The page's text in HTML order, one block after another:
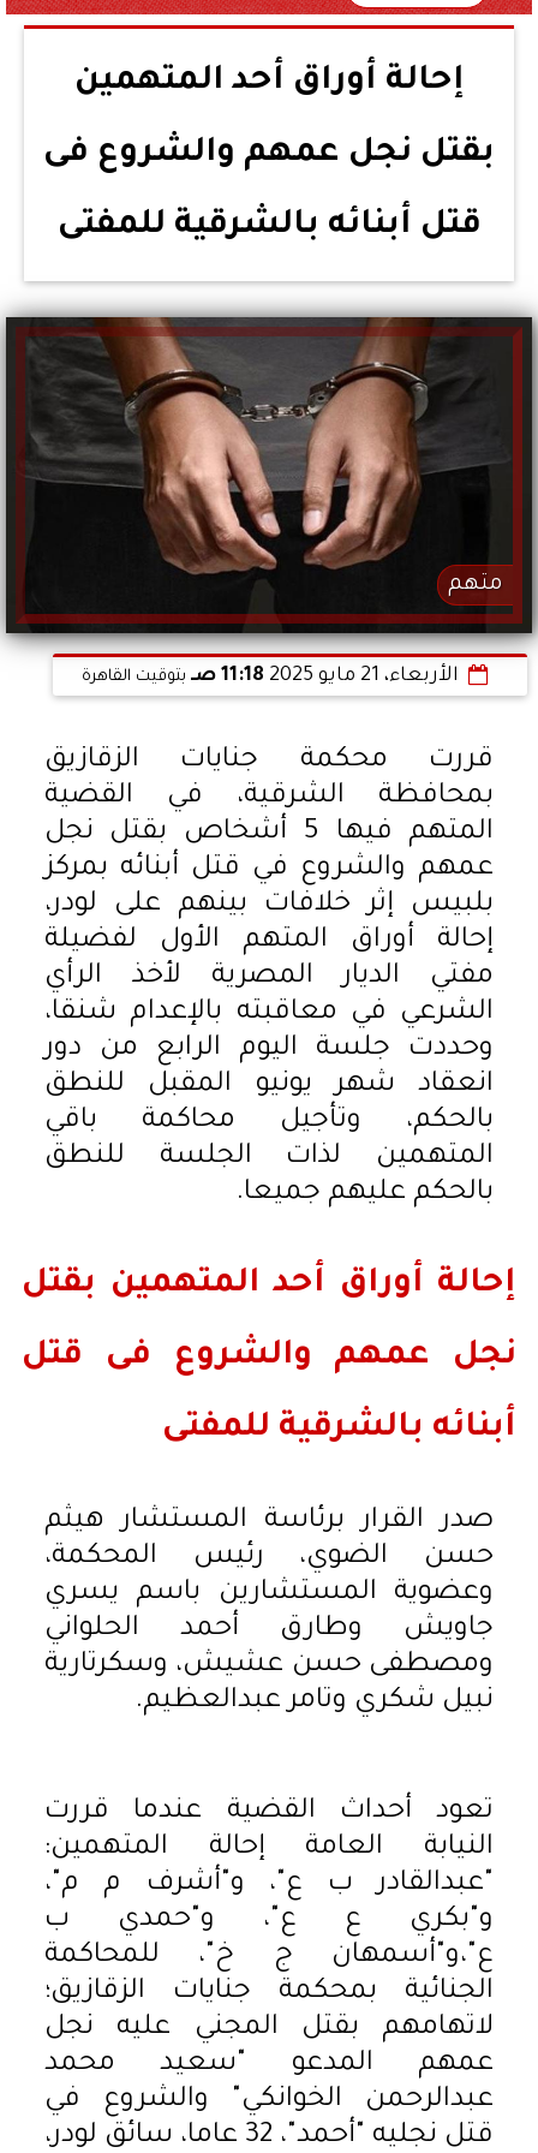
إحالة أوراق أحد المتهمين
بقتل نجل عمهم والشروع فى
قتل أبنائه بالشرقية للمفتى
متهم
الأربعاء، 21 مايو 2025 11:18 صـ بتوقيت القاهرة
قررت محكمة جنايات الزقازيق
بمحافظة الشرقية، في القضية
المتهم فيها 5 أشخاص بقتل نجل
عمهم والشروع في قتل أبنائه بمركز
بلبيس إثر خلافات بينهم على لودر،
إحالة أوراق المتهم الأول لفضيلة
مفتي الديار المصرية لأخذ الرأي
الشرعي في معاقبته بالإعدام شنقا،
وحددت جلسة اليوم الرابع من دور
انعقاد شهر يونيو المقبل للنطق
بالحكم، وتأجيل محاكمة باقي
المتهمين لذات الجلسة للنطق
بالحكم عليهم جميعا.
إحالة أوراق أحد المتهمين بقتل
نجل عمهم والشروع فى قتل
أبنائه بالشرقية للمفتى
صدر القرار برئاسة المستشار هيثم
حسن الضوي، رئيس المحكمة،
وعضوية المستشارين باسم يسري
جاويش وطارق أحمد الحلواني
ومصطفى حسن عشيش، وسكرتارية
نبيل شكري وتامر عبدالعظيم.
تعود أحداث القضية عندما قررت
النيابة العامة إحالة المتهمين:
"عبدالقادر ب ع"، و"أشرف م م"،
و"بكري ع ع"، و"حمدي ب
ع"،و"أسمهان ج خ"، للمحاكمة
الجنائية بمحكمة جنايات الزقازيق؛
لاتهامهم بقتل المجني عليه نجل
عمهم المدعو "سعيد محمد
عبدالرحمن الخوانكي" والشروع في
قتل نجليه "أحمد"، 32 عاما، سائق لودر،